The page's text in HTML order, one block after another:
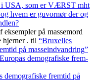
i USA, som er VÆRST mht
hvem er guvornør der og
eksempler på massemord
hjerner . til “Bruxelles
på masse­indvandring”
demo­grafiske frem­
demo­grafiske frem­tid på